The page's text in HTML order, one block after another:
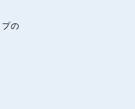
の